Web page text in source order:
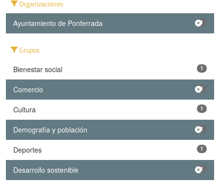
Organizaciones
Ayuntamiento de Ponferrada 1
Grupos
Bienestar social 1
Comercio 1
Cultura 1
Demografía y población 1
Deportes 1
Desarrollo sostenible 1